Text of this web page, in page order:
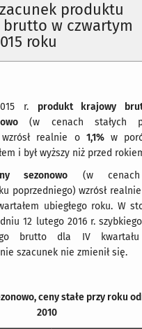
produktu
brutto w czwartym
roku
r. produkt krajowy
(w cenach stałych
realnie o 1,1%w
i był wyższy niż przed
sezonowo (w cenach
poprzedniego) wzrósł
ubiegłego roku. W
12 lutego 2016 r.
brutto dla IV
szacunek nie zmienił się.
ceny stałe przy roku
2010